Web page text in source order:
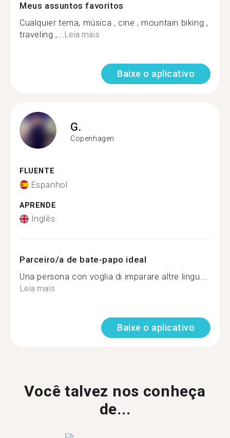
Meus assuntos favoritos
Cualquier tema, música , cine , mountain biking ,
traveling ,...Leia mais
Baixe o aplicativo
G.
Copenhagen
FLUENTE
Espanhol
APRENDE
Inglês
Parceiro/a de bate-papo ideal
Una persona con voglia di imparare altre lingu...
Leia mais
Baixe o aplicativo
Você talvez nos conheça
de...